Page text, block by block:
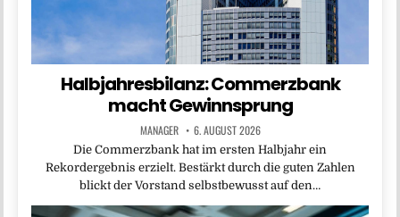
Halbjahresbilanz: Commerzbank
macht Gewinnsprung
MANAGER 6. AUGUST 2026
Die Commerzbank hat im ersten Halbjahr ein
Rekordergebnis erzielt. Bestärkt durch die guten Zahlen
blickt der Vorstand selbstbewusst auf den…